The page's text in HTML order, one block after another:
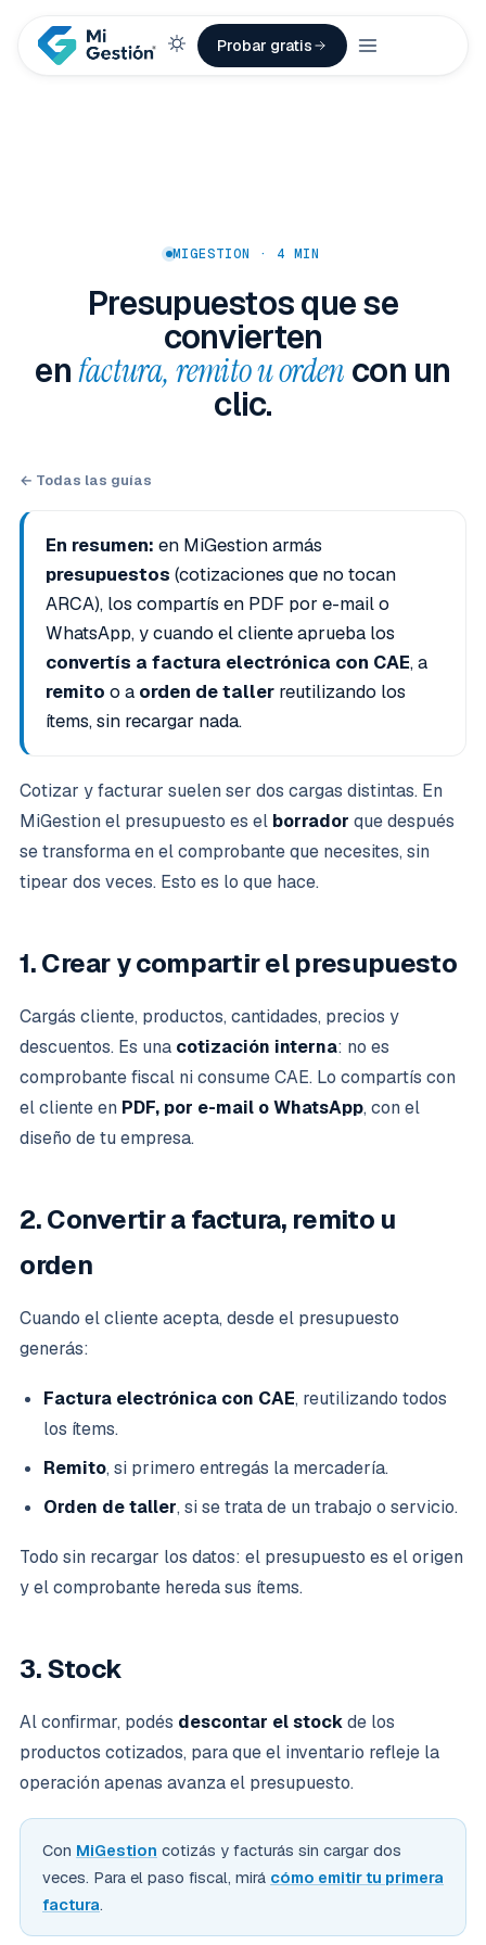
Probar gratis
MIGESTION · 4 MIN
Presupuestos que se
convierten
enfactura, remito u orden con un
clic.
← Todas las guías
En resumen: en MiGestion armás
presupuestos (cotizaciones que no tocan
ARCA), los compartís en PDF por e-mail o
WhatsApp, y cuando el cliente aprueba los
convertís a factura electrónica con CAE, a
remito o a orden de taller reutilizando los
ítems, sin recargar nada.
Cotizar y facturar suelen ser dos cargas distintas. En
MiGestion el presupuesto es el borrador que después
se transforma en el comprobante que necesites, sin
tipear dos veces. Esto es lo que hace.
1. Crear y compartir el presupuesto
Cargás cliente, productos, cantidades, precios y
descuentos. Es una cotización interna: no es
comprobante fiscal ni consume CAE. Lo compartís con
el cliente en PDF, por e-mail o WhatsApp, con el
diseño de tu empresa.
2. Convertir a factura, remito u
orden
Cuando el cliente acepta, desde el presupuesto
generás:
Factura electrónica con CAE, reutilizando todos
los ítems.
Remito, si primero entregás la mercadería.
Orden de taller, si se trata de un trabajo o servicio.
Todo sin recargar los datos: el presupuesto es el origen
y el comprobante hereda sus ítems.
3. Stock
Al confirmar, podés descontar el stockde los
productos cotizados, para que el inventario refleje la
operación apenas avanza el presupuesto.
Con MiGestion cotizás y facturás sin cargar dos
veces. Para el paso fiscal, mirá cómo emitir tu primera
factura.